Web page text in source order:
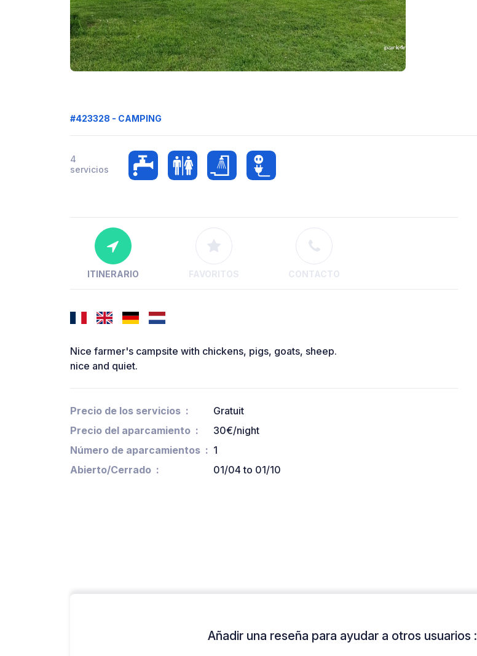
#423328 - CAMPING
4
servicios
ITINERARIO FAVORITOS CONTACTO
Nice farmer's campsite with chickens, pigs, goats, sheep.
nice and quiet.
Precio de los servicios
Gratuit
Precio del aparcamiento
30€/night
Número de aparcamientos
1
Abierto/Cerrado
01/04 to 01/10
Añadir una reseña para ayudar a otros usuarios :